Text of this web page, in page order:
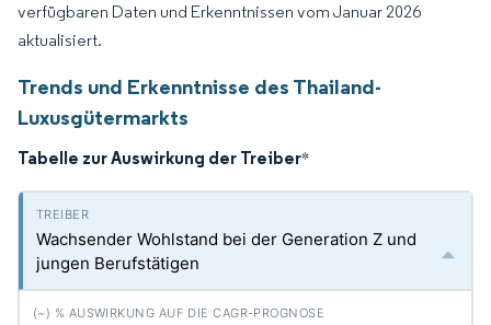
verfügbaren Daten und Erkenntnissen vom Januar 2026
aktualisiert.
Trends und Erkenntnisse des Thailand-
Luxusgütermarkts
Tabelle zur Auswirkung der Treiber*
Wachsender Wohlstand bei der Generation Z und
jungen Berufstätigen